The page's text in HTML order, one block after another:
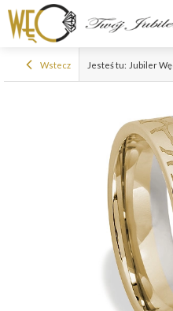
Wstecz Jesteś tu: Jubiler